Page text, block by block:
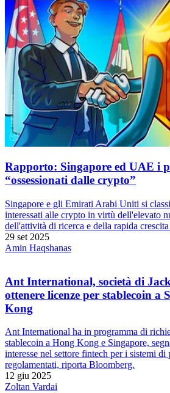
Rapporto: Singapore ed UAE i
“ossessionati dalle crypto”
Singapore e gli Emirati Arabi Uniti si
interessati alle crypto in virtù dell'elevato
dell'attività di ricerca e della rapida
29 set 2025
Amin Haqshanas
Ant International, società di
ottenere licenze per stablecoin a
Kong
Ant International ha in programma di
stablecoin a Hong Kong e Singapore,
interesse nel settore fintech per i sistemi di
regolamentati, riporta Bloomberg.
12 giu 2025
Zoltan Vardai